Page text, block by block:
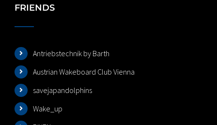
FRIENDS
Antriebstechnik by Barth
Austrian Wakeboard Club Vienna
savejapandolphins
Wake_up